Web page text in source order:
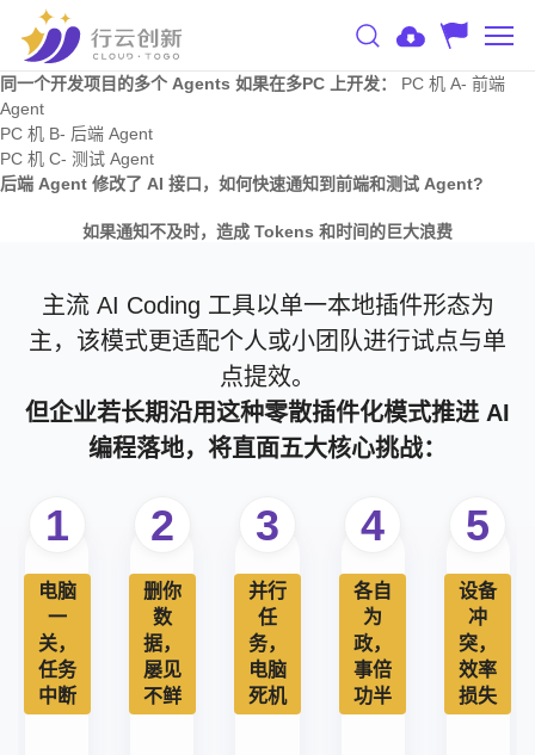
同一个开发项目的多个 Agents 如果在多PC 上开发：
PC 机 A- 前端
Agent
PC 机 B- 后端 Agent
PC 机 C- 测试 Agent
后端 Agent 修改了 AI 接口，如何快速通知到前端和测试 Agent?
如果通知不及时，造成 Tokens 和时间的巨大浪费
主流 AI Coding 工具以单一本地插件形态为
主，该模式更适配个人或小团队进行试点与单
点提效。
但企业若长期沿用这种零散插件化模式推进 AI
编程落地，将直面五大核心挑战：
1
电脑
一
关，
任务
中断
2
删你
数
据，
屡见
不鲜
3
并行
任
务，
电脑
死机
4
各自
为
政，
事倍
功半
5
设备
冲
突，
效率
损失